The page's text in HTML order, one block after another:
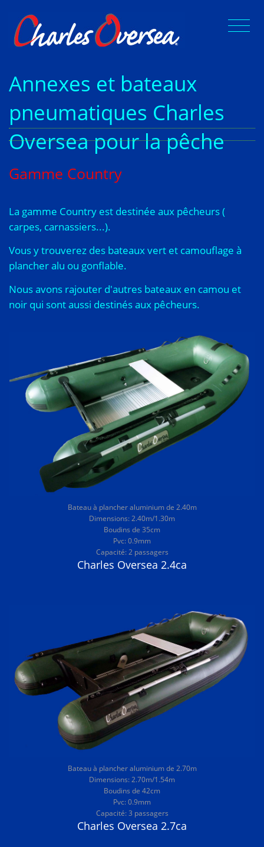
Annexes et bateaux
pneumatiques Charles
Oversea pour la pêche
Gamme Country
La gamme Country est destinée aux pêcheurs (
carpes, carnassiers...).
Vous y trouverez des bateaux vert et camouflage à
plancher alu ou gonflable.
Nous avons rajouter d'autres bateaux en camou et
noir qui sont aussi destinés aux pêcheurs.
Bateau à plancher aluminium de 2.40m
Dimensions: 2.40m/1.30m
Boudins de 35cm
Pvc: 0.9mm
Capacité: 2 passagers
Charles Oversea 2.4ca
Bateau à plancher aluminium de 2.70m
Dimensions: 2.70m/1.54m
Boudins de 42cm
Pvc: 0.9mm
Capacité: 3 passagers
Charles Oversea 2.7ca